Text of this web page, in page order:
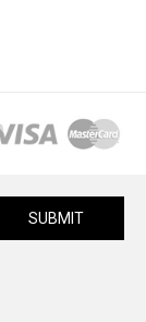
SUBMIT